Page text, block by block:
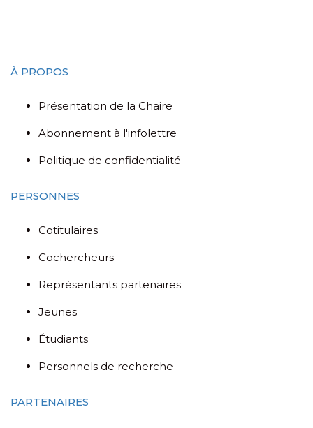
À PROPOS
Présentation de la Chaire
Abonnement à l'infolettre
Politique de confidentialité
PERSONNES
Cotitulaires
Cochercheurs
Représentants partenaires
Jeunes
Étudiants
Personnels de recherche
PARTENAIRES